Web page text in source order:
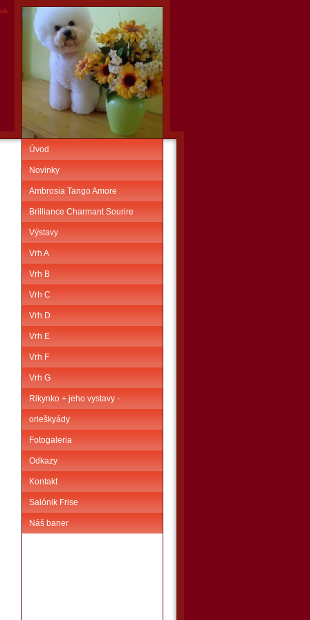
Úvod
Novinky
Ambrosia Tango Amore
Brilliance Charmant Sourire
Výstavy
Vrh A
Vrh B
Vrh C
Vrh D
Vrh E
Vrh F
Vrh G
Rikynko + jeho vystavy -
orieškyády
Fotogaleria
Odkazy
Kontakt
Salónik Frise
Náš baner